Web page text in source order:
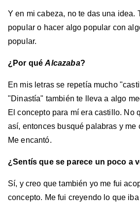
Y en mi cabeza, no te das una idea.
popular o hacer algo popular con
popular.
¿Por quéAlcazaba?
En mis letras se repetía mucho
"Dinastía" también te lleva a algo
El concepto para mí era castillo. No
así, entonces busqué palabras y me
Me encantó.
¿Sentís que se parece un poco a
Sí, y creo que también yo me fui
concepto. Me fui creyendo lo que